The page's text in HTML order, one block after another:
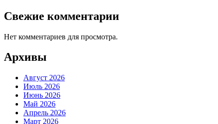
Свежие комментарии
Нет комментариев для просмотра.
Архивы
Август 2026
Июль 2026
Июнь 2026
Май 2026
Апрель 2026
Март 2026